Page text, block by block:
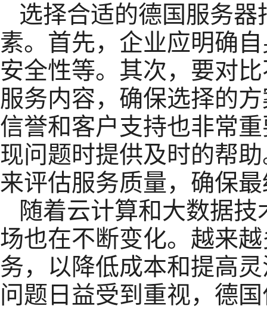
选择合适的德国服务
素。首先，企业应明确
安全性等。其次，要对
服务内容，确保选择的
信誉和客户支持也非常
现问题时提供及时的帮
来评估服务质量，确保
随着云计算和大数据
场也在不断变化。越来
务，以降低成本和提高
问题日益受到重视，德